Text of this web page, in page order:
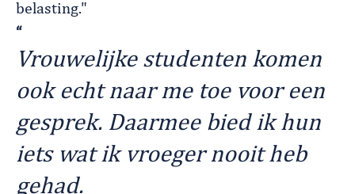
belasting."
“
Vrouwelijke studenten komen
ook echt naar me toe voor een
gesprek. Daarmee bied ik hun
iets wat ik vroeger nooit heb
gehad.